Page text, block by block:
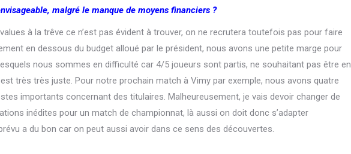
malgré le manque de moyens financiers ?
à la trêve ce n’est pas évident à trouver, on ne recrutera toutefois pas pour faire
en dessous du budget alloué par le président, nous avons une petite marge pour
nous sommes en difficulté car 4/5 joueurs sont partis, ne souhaitant pas être en
très très juste. Pour notre prochain match à Vimy par exemple, nous avons quatre
importants concernant des titulaires. Malheureusement, je vais devoir changer de
inédites pour un match de championnat, là aussi on doit donc s’adapter
a du bon car on peut aussi avoir dans ce sens des découvertes.